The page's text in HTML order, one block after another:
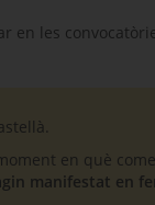
les
en què
manifestat en